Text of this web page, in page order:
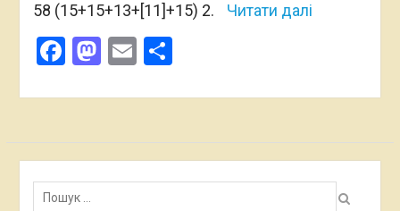
58 (15+15+13+[11]+15) 2.
Читати далі
Facebook
Mastodon
EmailПоділитися
Пошук: